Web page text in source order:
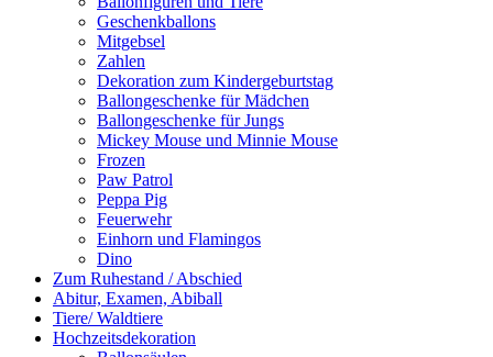
Geschenkballons
Mitgebsel
Zahlen
Dekoration zum Kindergeburtstag
Ballongeschenke für Mädchen
Ballongeschenke für Jungs
Mickey Mouse und Minnie Mouse
Frozen
Paw Patrol
Peppa Pig
Feuerwehr
Einhorn und Flamingos
Dino
Zum Ruhestand / Abschied
Abitur, Examen, Abiball
Tiere/ Waldtiere
Hochzeitsdekoration